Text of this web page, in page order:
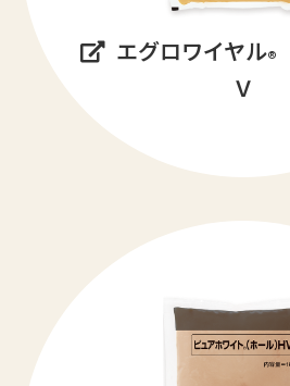
エグロワイヤル®
Ｖ